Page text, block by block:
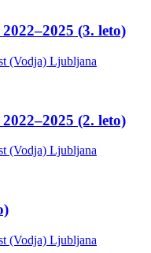
(3. leto)
(Vodja) Ljubljana
(2. leto)
(Vodja) Ljubljana
(Vodja) Ljubljana